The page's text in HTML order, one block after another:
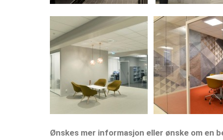
Ønskes mer informasjon eller ønske om en